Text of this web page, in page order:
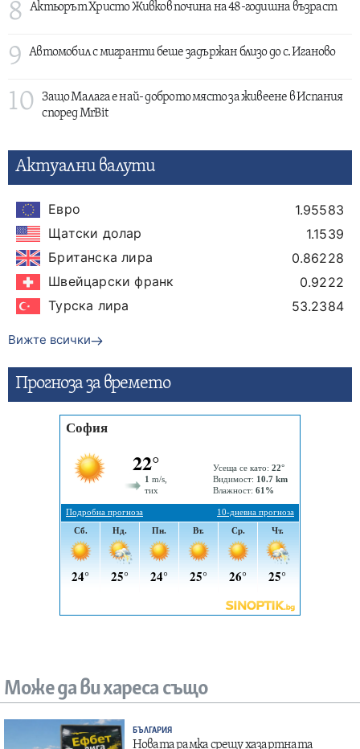
8 Актьорът Христо Живков почина на 48-годишна възраст
9 Автомобил с мигранти беше задържан близо до с. Иганово
10
Защо Малага е най- доброто място за живеене в Испания
според MrBit
Актуални валути
Евро
1.95583
Щатски долар
1.1539
Британска лира
0.86228
Швейцарски франк
0.9222
Турска лира
53.2384
Вижте всички
Прогнозa за времето
Може да ви хареса също
БЪЛГАРИЯ
Новата рамка срещу хазартната